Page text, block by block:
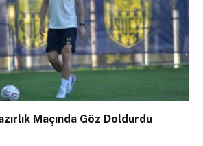
Maçında Göz Doldurdu